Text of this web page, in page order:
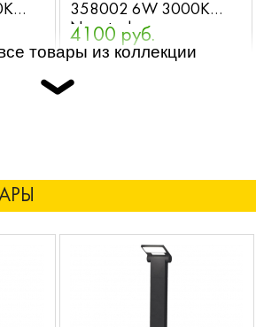
358002 6W 3000K
Novotech
4100 руб.
товары из коллекции